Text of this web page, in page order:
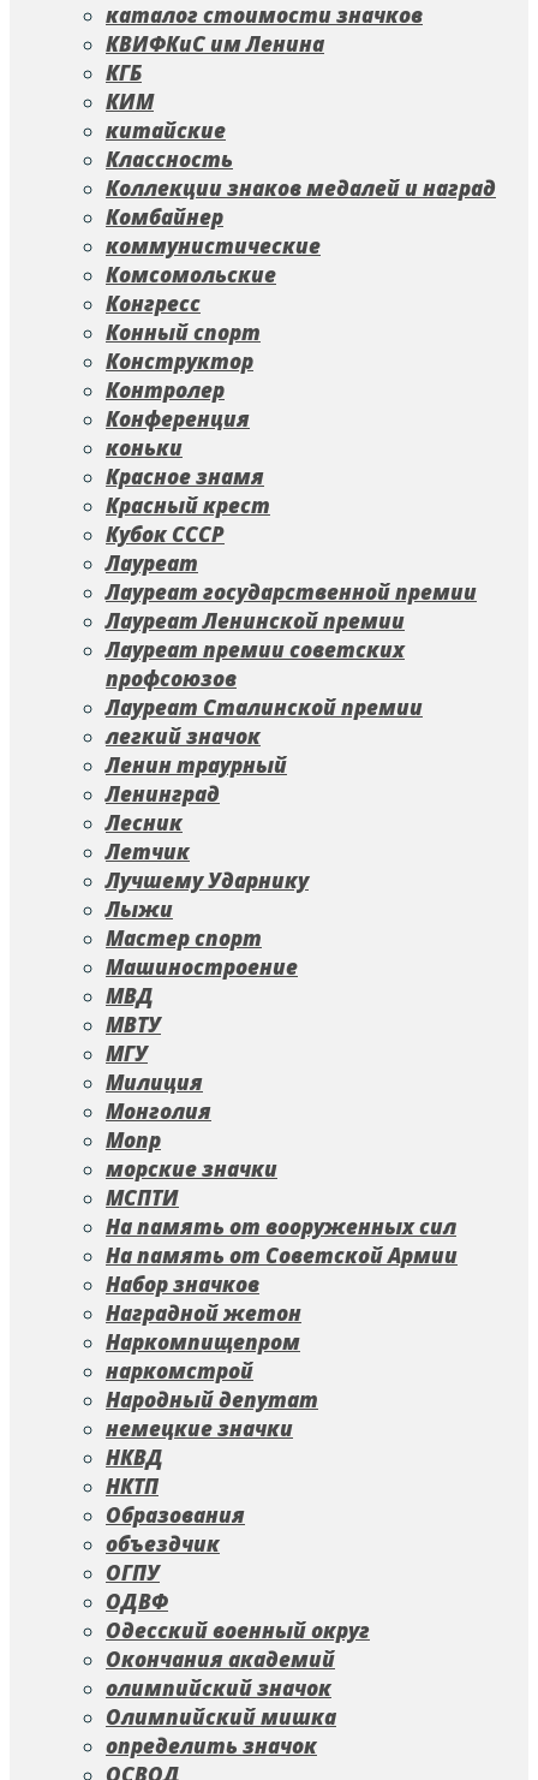
каталог стоимости значков
КВИФКиС им Ленина
КГБ
КИМ
китайские
Классность
Коллекции знаков медалей и наград
Комбайнер
коммунистические
Комсомольские
Конгресс
Конный спорт
Конструктор
Контролер
Конференция
коньки
Красное знамя
Красный крест
Кубок СССР
Лауреат
Лауреат государственной премии
Лауреат Ленинской премии
Лауреат премии советских
профсоюзов
Лауреат Сталинской премии
легкий значок
Ленин траурный
Ленинград
Лесник
Летчик
Лучшему Ударнику
Лыжи
Мастер спорт
Машиностроение
МВД
МВТУ
МГУ
Милиция
Монголия
Мопр
морские значки
МСПТИ
На память от вооруженных сил
На память от Советской Армии
Набор значков
Наградной жетон
Наркомпищепром
наркомстрой
Народный депутат
немецкие значки
НКВД
НКТП
Образования
объездчик
ОГПУ
ОДВФ
Одесский военный округ
Окончания академий
олимпийский значок
Олимпийский мишка
определить значок